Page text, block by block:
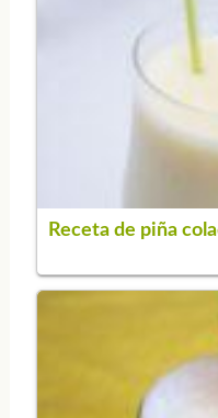
Receta de piña